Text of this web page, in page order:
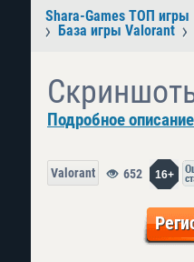
Shara-Games ТОП игры
База игры Valorant
Подробное
Valorant 16+
652